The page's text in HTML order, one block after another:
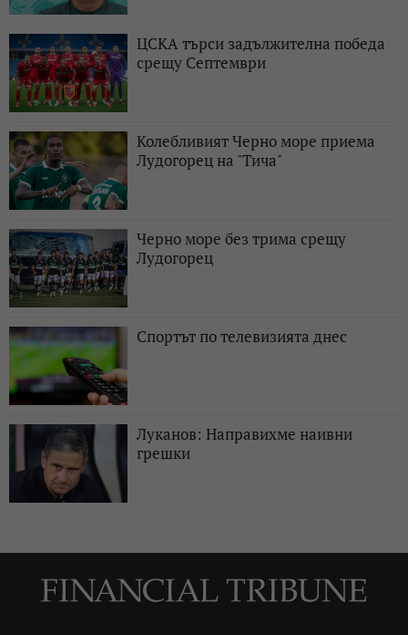
ЦСКА търси задължителна победа
срещу Септември
Колебливият Черно море приема
Лудогорец на "Тича"
Черно море без трима срещу
Лудогорец
Спортът по телевизията днес
Луканов: Направихме наивни
грешки